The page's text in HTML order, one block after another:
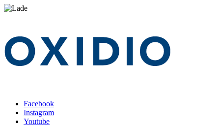
Facebook
Instagram
Youtube